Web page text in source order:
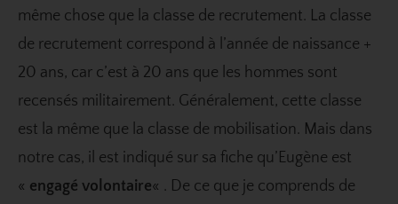
même chose que la classe de recrutement. La classe
de recrutement correspond à l’année de naissance +
20 ans, car c’est à 20 ans que les hommes sont
recensés militairement. Généralement, cette classe
est la même que la classe de mobilisation. Mais dans
notre cas, il est indiqué sur sa fiche qu’Eugène est
« engagé volontaire« . De ce que je comprends de